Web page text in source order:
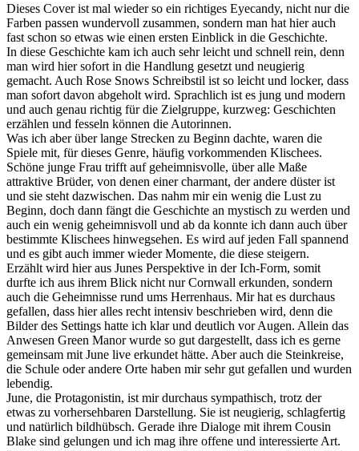
Dieses Cover ist mal wieder so ein richtiges Eyecandy, nicht nur die
Farben passen wundervoll zusammen, sondern man hat hier auch
fast schon so etwas wie einen ersten Einblick in die Geschichte.
In diese Geschichte kam ich auch sehr leicht und schnell rein, denn
man wird hier sofort in die Handlung gesetzt und neugierig
gemacht. Auch Rose Snows Schreibstil ist so leicht und locker, dass
man sofort davon abgeholt wird. Sprachlich ist es jung und modern
und auch genau richtig für die Zielgruppe, kurzweg: Geschichten
erzählen und fesseln können die Autorinnen.
Was ich aber über lange Strecken zu Beginn dachte, waren die
Spiele mit, für dieses Genre, häufig vorkommenden Klischees.
Schöne junge Frau trifft auf geheimnisvolle, über alle Maße
attraktive Brüder, von denen einer charmant, der andere düster ist
und sie steht dazwischen. Das nahm mir ein wenig die Lust zu
Beginn, doch dann fängt die Geschichte an mystisch zu werden und
auch ein wenig geheimnisvoll und ab da konnte ich dann auch über
bestimmte Klischees hinwegsehen. Es wird auf jeden Fall spannend
und es gibt auch immer wieder Momente, die diese steigern.
Erzählt wird hier aus Junes Perspektive in der Ich-Form, somit
durfte ich aus ihrem Blick nicht nur Cornwall erkunden, sondern
auch die Geheimnisse rund ums Herrenhaus. Mir hat es durchaus
gefallen, dass hier alles recht intensiv beschrieben wird, denn die
Bilder des Settings hatte ich klar und deutlich vor Augen. Allein das
Anwesen Green Manor wurde so gut dargestellt, dass ich es gerne
gemeinsam mit June live erkundet hätte. Aber auch die Steinkreise,
die Schule oder andere Orte haben mir sehr gut gefallen und wurden
lebendig.
June, die Protagonistin, ist mir durchaus sympathisch, trotz der
etwas zu vorhersehbaren Darstellung. Sie ist neugierig, schlagfertig
und natürlich bildhübsch. Gerade ihre Dialoge mit ihrem Cousin
Blake sind gelungen und ich mag ihre offene und interessierte Art.